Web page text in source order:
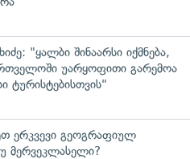
"ყალბი შინაარსი იქმნება,
უარყოფითი გარემოა
ტურისტებისთვის"
ერკვევი გეოგრაფიულ
მერვეკლასელი?